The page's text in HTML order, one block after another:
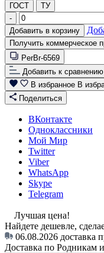
ГОСТ
ТУ
-
Добавить в корзину
Получить коммерческое
PerBr-6569
Добавить к сравнению
В избранное В
Поделиться
ВКонтакте
Одноклассники
Мой Мир
Twitter
Viber
WhatsApp
Skype
Telegram
Лучшая цена!
Найдете дешевле,
06.08.2026 доставка
Доставка по Родникам